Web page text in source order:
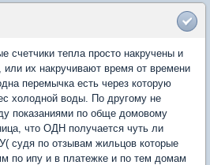
счетчики тепла просто накручены и
их накручивают время от времени
перемычка есть через которую
холодной воды. По другому не
показаниями по обще домовому
что ОДН получается чуть ли
судя по отзывам жильцов которые
по ипу и в платежке и по тем домам